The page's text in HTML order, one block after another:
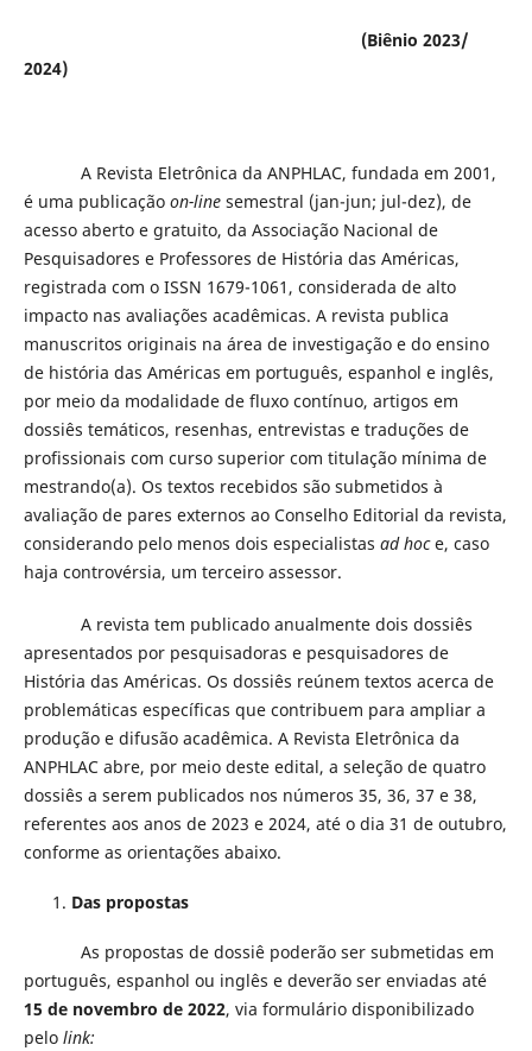
(Biênio 2023/
2024)
A Revista Eletrônica da ANPHLAC, fundada em 2001,
é uma publicação on-linesemestral (jan-jun; jul-dez), de
acesso aberto e gratuito, da Associação Nacional de
Pesquisadores e Professores de História das Américas,
registrada com o ISSN 1679-1061, considerada de alto
impacto nas avaliações acadêmicas. A revista publica
manuscritos originais na área de investigação e do ensino
de história das Américas em português, espanhol e inglês,
por meio da modalidade de fluxo contínuo, artigos em
dossiês temáticos, resenhas, entrevistas e traduções de
profissionais com curso superior com titulação mínima de
mestrando(a). Os textos recebidos são submetidos à
avaliação de pares externos ao Conselho Editorial da revista,
considerando pelo menos dois especialistas ad hoce, caso
haja controvérsia, um terceiro assessor.
A revista tem publicado anualmente dois dossiês
apresentados por pesquisadoras e pesquisadores de
História das Américas. Os dossiês reúnem textos acerca de
problemáticas específicas que contribuem para ampliar a
produção e difusão acadêmica. A Revista Eletrônica da
ANPHLAC abre, por meio deste edital, a seleção de quatro
dossiês a serem publicados nos números 35, 36, 37 e 38,
referentes aos anos de 2023 e 2024, até o dia 31 de outubro,
conforme as orientações abaixo.
Das propostas
As propostas de dossiê poderão ser submetidas em
português, espanhol ou inglês e deverão ser enviadas até
15 de novembro de 2022, via formulário disponibilizado
pelo link: